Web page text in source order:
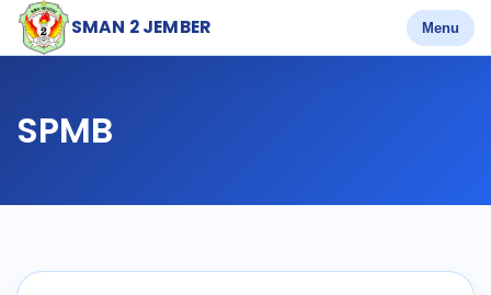
SMAN 2 JEMBER Menu
SPMB